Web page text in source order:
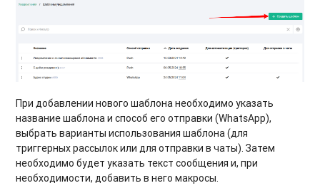
При добавлении нового шаблона необходимо указать
название шаблона и способ его отправки (WhatsApp),
выбрать варианты использования шаблона (для
триггерных рассылок или для отправки в чаты). Затем
необходимо будет указать текст сообщения и, при
необходимости, добавить в него макросы.